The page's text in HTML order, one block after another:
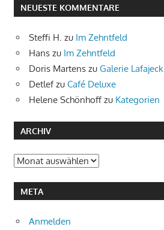
NEUESTE KOMMENTARE
Steffi H. zu Im Zehntfeld
Hans zu Im Zehntfeld
Doris Martens zu Galerie Lafajeck
Detlefzu Café Deluxe
Helene Schönhoff zu Kategorien
ARCHIV
Archiv
META
Anmelden